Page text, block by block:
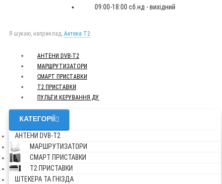
09:00-18:00 сб.нд - вихідний
Я шукаю, наприклад, Антена Т2
АНТЕНИ DVB-Т2
МАРШРУТИЗАТОРИ
СМАРТ ПРИСТАВКИ
Т2 ПРИСТАВКИ
ПУЛЬТИ КЕРУВАННЯ ДУ
КАТЕГОРІЇ
АНТЕНИ DVB-Т2
МАРШРУТИЗАТОРИ
СМАРТ ПРИСТАВКИ
Т2 ПРИСТАВКИ
ШТЕКЕРА ТА ГНІЗДА